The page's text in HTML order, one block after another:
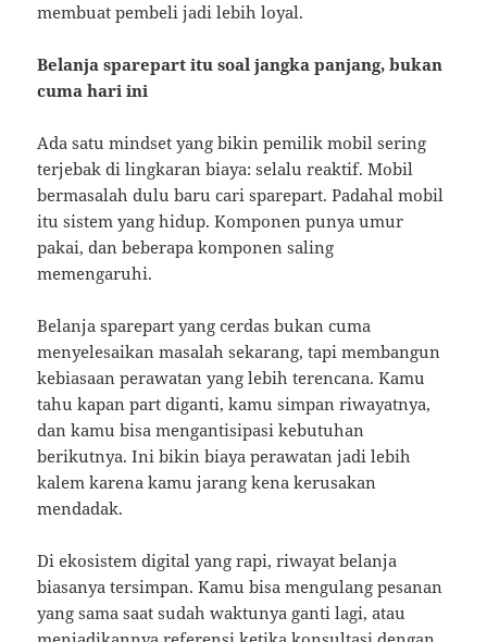
membuat pembeli jadi lebih loyal.
Belanja sparepart itu soal jangka panjang, bukan
cuma hari ini
Ada satu mindset yang bikin pemilik mobil sering
terjebak di lingkaran biaya: selalu reaktif. Mobil
bermasalah dulu baru cari sparepart. Padahal mobil
itu sistem yang hidup. Komponen punya umur
pakai, dan beberapa komponen saling
memengaruhi.
Belanja sparepart yang cerdas bukan cuma
menyelesaikan masalah sekarang, tapi membangun
kebiasaan perawatan yang lebih terencana. Kamu
tahu kapan part diganti, kamu simpan riwayatnya,
dan kamu bisa mengantisipasi kebutuhan
berikutnya. Ini bikin biaya perawatan jadi lebih
kalem karena kamu jarang kena kerusakan
mendadak.
Di ekosistem digital yang rapi, riwayat belanja
biasanya tersimpan. Kamu bisa mengulang pesanan
yang sama saat sudah waktunya ganti lagi, atau